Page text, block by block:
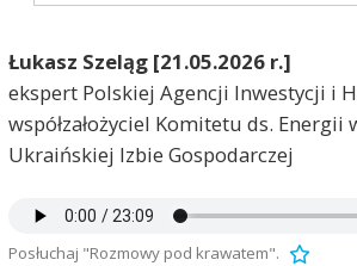
Łukasz Szeląg [21.05.2026 r.]
ekspert Polskiej Agencji Inwestycji i
współzałożyciel Komitetu ds. Energii
Ukraińskiej Izbie Gospodarczej
Posłuchaj "Rozmowy pod krawatem".